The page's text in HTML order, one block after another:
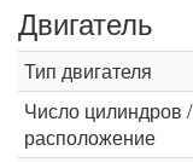
Двигатель
Тип двигателя
Число цилиндров /
расположение